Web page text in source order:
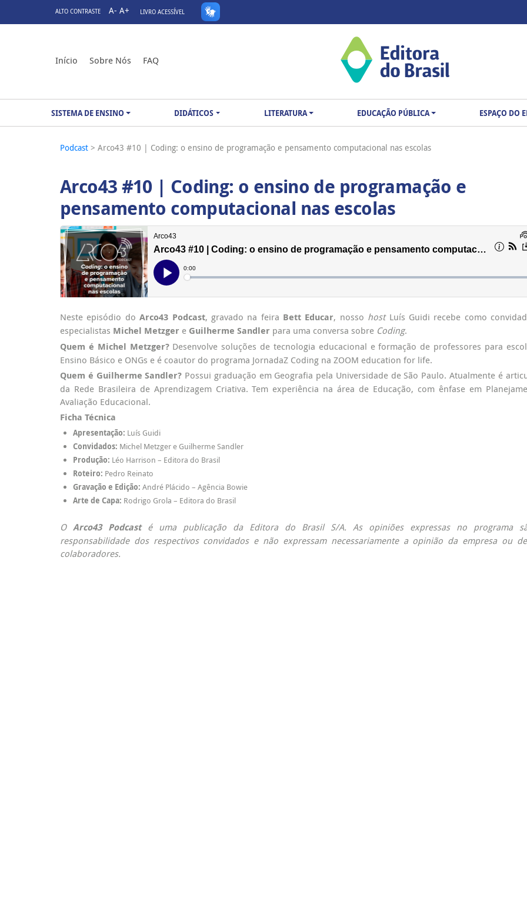
ALTO CONTRASTE A- A+ LIVRO ACESSÍVEL
Início Sobre Nós FAQ
SISTEMA DE ENSINO DIDÁTICOS LITERATURA EDUCAÇÃO PÚBLICA ESPAÇO DO
Podcast > Arco43 #10 | Coding: o ensino de programação e pensamento computacional nas escolas
Arco43 #10 | Coding: o ensino de programação e
pensamento computacional nas escolas
Neste episódio doArco43 Podcast, gravado na feira Bett Educar, nosso hostLuís Guidi recebe como
especialistas Michel Metzger e Guilherme Sandler para uma conversa sobre Coding.
Quem é Michel Metzger?Desenvolve soluções de tecnologia educacional e formação de professores para
Ensino Básico e ONGs e é coautor do programa JornadaZ Coding na ZOOM education for life.
Quem é Guilherme Sandler? Possui graduação em Geografia pela Universidade de São Paulo. Atualmente é
da Rede Brasileira de Aprendizagem Criativa. Tem experiência na área de Educação, com ênfase em
Avaliação Educacional.
Ficha Técnica
Apresentação: Luís Guidi
Convidados: Michel Metzger e Guilherme Sandler
Produção: Léo Harrison – Editora do Brasil
Roteiro: Pedro Reinato
Gravação e Edição: André Plácido – Agência Bowie
Arte de Capa: Rodrigo Grola – Editora do Brasil
O Arco43 Podcasté uma publicação da Editora do Brasil S/A. As opiniões expressas no programa
responsabilidade dos respectivos convidados e não expressam necessariamente a opinião da empresa ou
colaboradores.